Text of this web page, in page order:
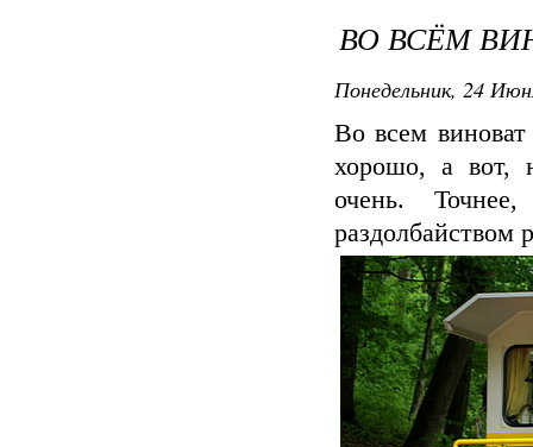
ВО ВСЁМ
Понедельник, 24
Во всем
хорошо, а вот,
очень.
раздолбайством